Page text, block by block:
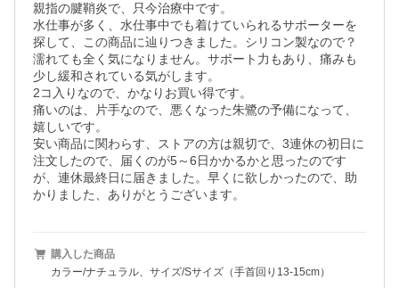
親指の腱鞘炎で、只今治療中です。
水仕事が多く、水仕事中でも着けていられるサポーターを
探して、この商品に辿りつきました。シリコン製なので？
濡れても全く気になりません。サポート力もあり、痛みも
少し緩和されている気がします。
2コ入りなので、かなりお買い得です。
痛いのは、片手なので、悪くなった朱鷺の予備になって、
嬉しいです。
安い商品に関わらす、ストアの方は親切で、3連休の初日に
注文したので、届くのが5～6日かかるかと思ったのです
が、連休最終日に届きました。早くに欲しかったので、助
かりました、ありがとうございます。
購入した商品
カラー/ナチュラル、サイズ/Sサイズ（手首回り13-15cm）